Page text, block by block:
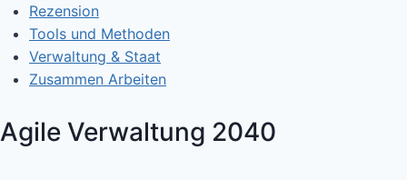
Rezension
Tools und Methoden
Verwaltung & Staat
Zusammen Arbeiten
Agile Verwaltung 2040